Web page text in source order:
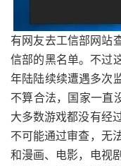
有网友去工信部网站
信部的黑名单。不过
年陆陆续续遭遇多次
不算合法，国家一直
大多数游戏都没有经
不可能通过审查，无
和漫画、电影，电视